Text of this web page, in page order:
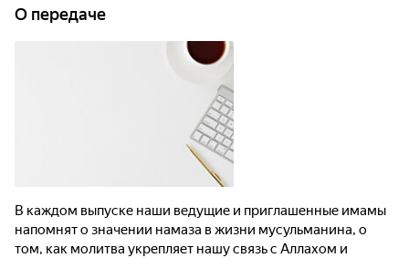
О передаче
В каждом выпуске наши ведущие и приглашенные имамы
напомнят о значении намаза в жизни мусульманина, о
том, как молитва укрепляет нашу связь с Аллахом и